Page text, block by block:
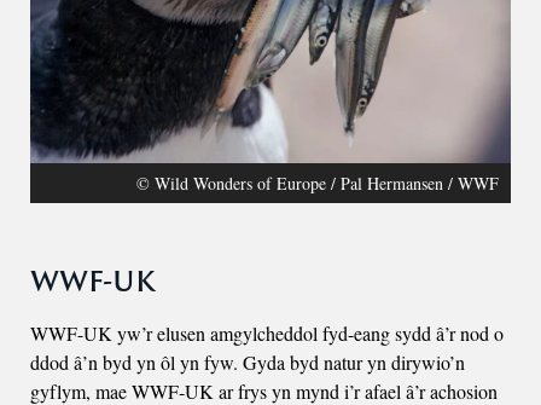
© Wild Wonders of Europe / Pal Hermansen / WWF
WWF-UK
WWF-UK yw’r elusen amgylcheddol fyd-eang sydd â’r nod o
ddod â’n byd yn ôl yn fyw. Gyda byd natur yn dirywio’n
gyflym, mae WWF-UK ar frys yn mynd i’r afael â’r achosion